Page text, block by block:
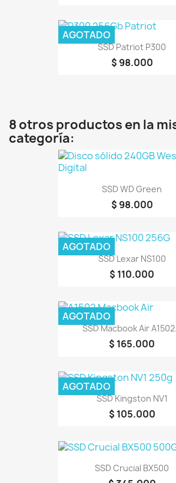
SSD Patriot P300
$ 98.000
AGOTADO
8 otros productos en la
categoría:
SSD WD Green
$ 98.000
SSD Lexar NS100
$ 110.000
AGOTADO
SSD Macbook Air
$ 165.000
AGOTADO
SSD Kingston NV1
$ 105.000
AGOTADO
SSD Crucial BX500